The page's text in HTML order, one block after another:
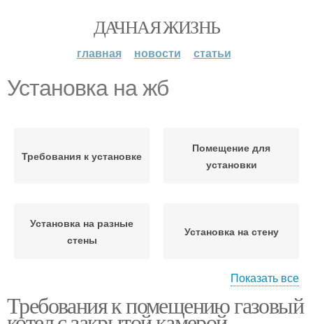
ДАЧНАЯ ЖИЗНЬ
главная новости статьи
Установка на жб
Требования к установке
Помещение для
установки
Установка на разные
стены
Установка на стену
Установка в квартире
Показать все
Требования к помещению газовый